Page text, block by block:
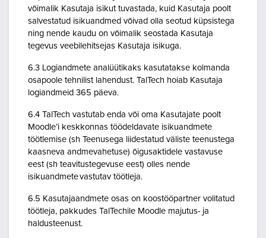
võimalik Kasutaja isikut tuvastada, kuid Kasutaja poolt
salvestatud isikuandmed võivad olla seotud küpsistega
ning nende kaudu on võimalik seostada Kasutaja
tegevus veebilehitsejas Kasutaja isikuga.
6.3 Logiandmete analüütikaks kasutatakse kolmanda
osapoole tehnilist lahendust. TalTech hoiab Kasutaja
logiandmeid 365 päeva.
6.4 TalTech vastutab enda või oma Kasutajate poolt
Moodle’i keskkonnas töödeldavate isikuandmete
töötlemise (sh Teenusega liidestatud väliste teenustega
kaasneva andmevahetuse) õigusaktidele vastavuse
eest (sh teavitustegevuse eest) olles nende
isikuandmete vastutav töötleja.
6.5 Kasutajaandmete osas on koostööpartner volitatud
töötleja, pakkudes TalTechile Moodle majutus- ja
haldusteenust.